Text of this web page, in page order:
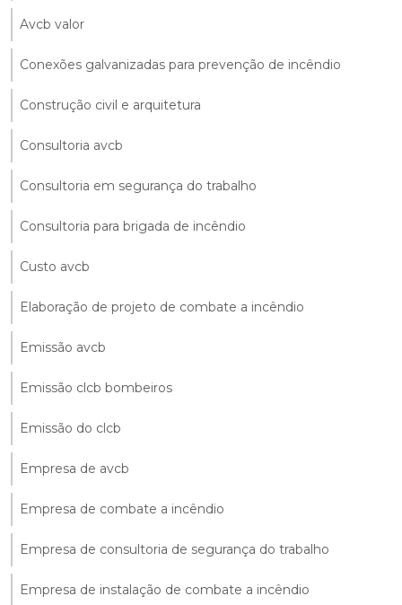
Avcb valor
Conexões galvanizadas para prevenção de incêndio
Construção civil e arquitetura
Consultoria avcb
Consultoria em segurança do trabalho
Consultoria para brigada de incêndio
Custo avcb
Elaboração de projeto de combate a incêndio
Emissão avcb
Emissão clcb bombeiros
Emissão do clcb
Empresa de avcb
Empresa de combate a incêndio
Empresa de consultoria de segurança do trabalho
Empresa de instalação de combate a incêndio